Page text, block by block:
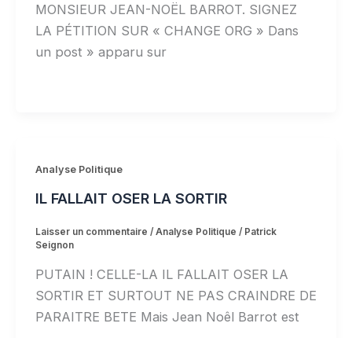
MONSIEUR JEAN-NOËL BARROT. SIGNEZ
LA PÉTITION SUR « CHANGE ORG » Dans
un post » apparu sur
Analyse Politique
IL FALLAIT OSER LA SORTIR
Laisser un commentaire / Analyse Politique / Patrick
Seignon
PUTAIN ! CELLE-LA IL FALLAIT OSER LA
SORTIR ET SURTOUT NE PAS CRAINDRE DE
PARAITRE BETE Mais Jean Noêl Barrot est